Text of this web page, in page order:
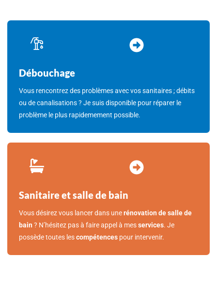
Débouchage
Vous rencontrez des problèmes avec vos sanitaires ; débits
ou de canalisations ? Je suis disponible pour réparer le
problème le plus rapidemement possible.
Sanitaire et salle de bain
Vous désirez vous lancer dans unerénovation de salle de
bain ? N’hésitez pas à faire appel à messervices. Je
possède toutes lescompétences pour intervenir.